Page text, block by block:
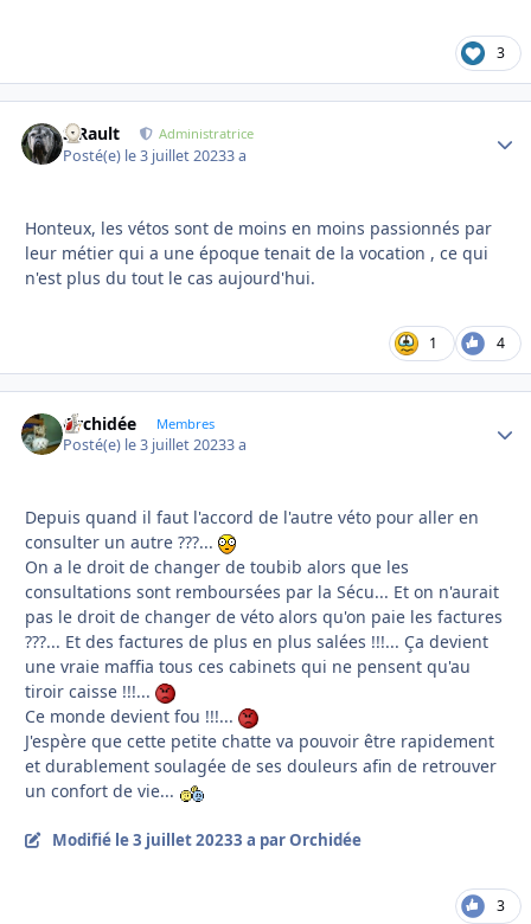
3
S.Rault Administratrice
Posté(e) le 3 juillet 20233 a
Honteux, les vétos sont de moins en moins passionnés par
leur métier qui a une époque tenait de la vocation , ce qui
n'est plus du tout le cas aujourd'hui.
1 4
Orchidée Membres
Posté(e) le 3 juillet 20233 a
Depuis quand il faut l'accord de l'autre véto pour aller en
consulter un autre ???...
On a le droit de changer de toubib alors que les
consultations sont remboursées par la Sécu... Et on n'aurait
pas le droit de changer de véto alors qu'on paie les factures
???... Et des factures de plus en plus salées !!!... Ça devient
une vraie maffia tous ces cabinets qui ne pensent qu'au
tiroir caisse !!!...
Ce monde devient fou !!!...
J'espère que cette petite chatte va pouvoir être rapidement
et durablement soulagée de ses douleurs afin de retrouver
un confort de vie...
Modifié le 3 juillet 20233 a par Orchidée
3